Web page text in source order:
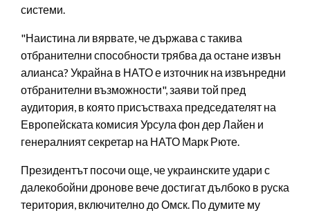
системи.
"Наистина ли вярвате, че държава с такива
отбранителни способности трябва да остане извън
алианса? Украйна в НАТО е източник на извънредни
отбранителни възможности", заяви той пред
аудитория, в която присъстваха председателят на
Европейската комисия Урсула фон дер Лайен и
генералният секретар на НАТО Марк Рюте.
Президентът посочи още, че украинските удари с
далекобойни дронове вече достигат дълбоко в руска
територия, включително до Омск. По думите му